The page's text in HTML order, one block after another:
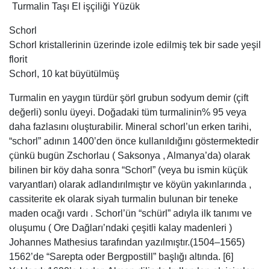
Turmalin Taşı El işçiliği Yüzük
Schorl
Schorl kristallerinin üzerinde izole edilmiş tek bir sade yeşil
florit
Schorl, 10 kat büyütülmüş
Turmalin en yaygın türdür şörl grubun sodyum demir (çift
değerli) sonlu üyeyi. Doğadaki tüm turmalinin% 95 veya
daha fazlasını oluşturabilir. Mineral schorl’un erken tarihi,
“schorl” adının 1400’den önce kullanıldığını göstermektedir
çünkü bugün Zschorlau ( Saksonya , Almanya’da) olarak
bilinen bir köy daha sonra “Schorl” (veya bu ismin küçük
varyantları) olarak adlandırılmıştır ve köyün yakınlarında ,
cassiterite ek olarak siyah turmalin bulunan bir teneke
maden ocağı vardı . Schorl’ün “schürl” adıyla ilk tanımı ve
oluşumu ( Ore Dağları’ndaki çeşitli kalay madenleri )
Johannes Mathesius tarafından yazılmıştır.(1504–1565)
1562’de “Sarepta oder Bergpostill” başlığı altında. [6]